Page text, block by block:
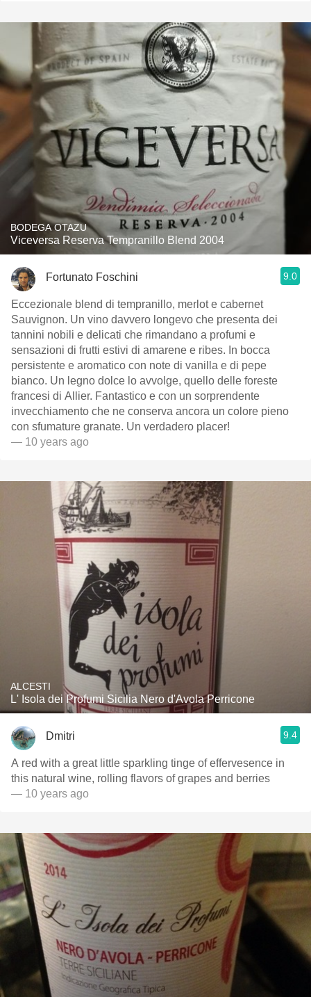
BODEGA OTAZU
Viceversa Reserva Tempranillo Blend 2004
Fortunato Foschini 9.0
Eccezionale blend di tempranillo, merlot e cabernet
Sauvignon. Un vino davvero longevo che presenta dei
tannini nobili e delicati che rimandano a profumi e
sensazioni di frutti estivi di amarene e ribes. In bocca
persistente e aromatico con note di vanilla e di pepe
bianco. Un legno dolce lo avvolge, quello delle foreste
francesi di Allier. Fantastico e con un sorprendente
invecchiamento che ne conserva ancora un colore pieno
con sfumature granate. Un verdadero placer!
— 10 years ago
ALCESTI
L' Isola dei Profumi Sicilia Nero d'Avola Perricone
Dmitri 9.4
A red with a great little sparkling tinge of effervesence in
this natural wine, rolling flavors of grapes and berries
— 10 years ago